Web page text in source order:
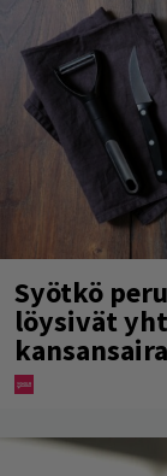
Syötkö
löysivät